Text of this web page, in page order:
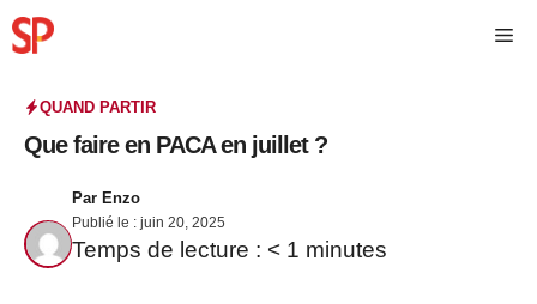
QUAND PARTIR
Que faire en PACA en juillet ?
Par Enzo
Publié le : juin 20, 2025
Temps de lecture : < 1 minutes